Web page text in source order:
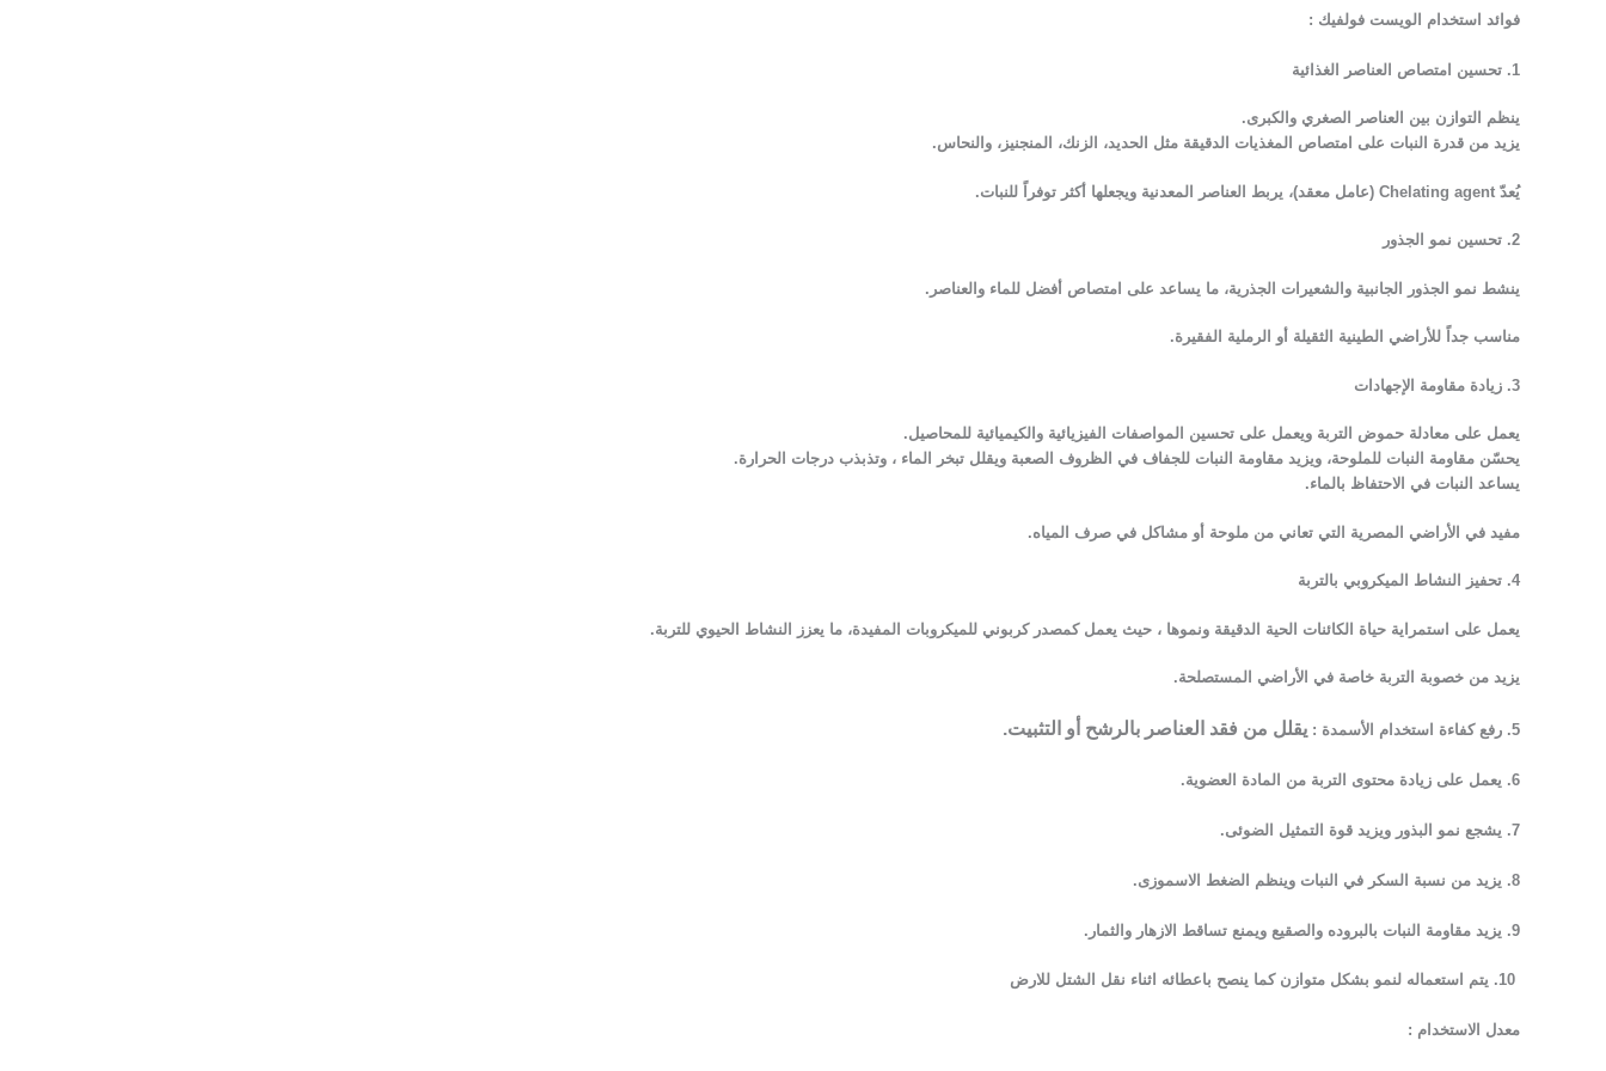
فوائد استخدام الويست فولفيك :
1. تحسين امتصاص العناصر الغذائية
ينظم التوازن بين العناصر الصغري والكبرى.
يزيد من قدرة النبات على امتصاص المغذيات الدقيقة مثل الحديد، الزنك، المنجنيز، والنحاس.
يُعدّ Chelating agent (عامل معقد)، يربط العناصر المعدنية ويجعلها أكثر توفراً للنبات.
2. تحسين نمو الجذور
ينشط نمو الجذور الجانبية والشعيرات الجذرية، ما يساعد على امتصاص أفضل للماء والعناصر.
مناسب جداً للأراضي الطينية الثقيلة أو الرملية الفقيرة.
3. زيادة مقاومة الإجهادات
يعمل على معادلة حموض التربة ويعمل على تحسين المواصفات الفيزيائية والكيميائية للمحاصيل.
يحسّن مقاومة النبات للملوحة، ويزيد مقاومة النبات للجفاف في الظروف الصعبة ويقلل تبخر الماء ، وتذبذب درجات الحرارة.
يساعد النبات في الاحتفاظ بالماء.
مفيد في الأراضي المصرية التي تعاني من ملوحة أو مشاكل في صرف المياه.
4. تحفيز النشاط الميكروبي بالتربة
يعمل على استمراية حياة الكائنات الحية الدقيقة ونموها ، حيث يعمل كمصدر كربوني للميكروبات المفيدة، ما يعزز النشاط الحيوي للتربة.
يزيد من خصوبة التربة خاصة في الأراضي المستصلحة.
5. رفع كفاءة استخدام الأسمدة : يقلل من فقد العناصر بالرشح أو التثبيت.
6. يعمل على زيادة محتوى التربة من المادة العضوية .
7. يشجع نمو البذور ويزيد قوة التمثيل الضوئى.
8. يزيد من نسبة السكر في النبات وينظم الضغط الاسموزى.
9. يزيد مقاومة النبات بالبروده والصقيع ويمنع تساقط الازهار والثمار.
معدل الاستخدام :